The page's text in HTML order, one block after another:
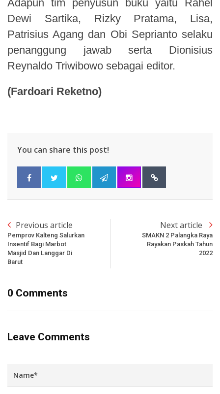
Adapun tim penyusun buku yaitu Rahel
Dewi Sartika, Rizky Pratama, Lisa,
Patrisius Agang dan Obi Seprianto selaku
penanggung jawab serta Dionisius
Reynaldo Triwibowo sebagai editor.
(Fardoari Reketno)
You can share this post!
Previous article
Pemprov Kalteng Salurkan
Insentif Bagi Marbot
Masjid Dan Langgar Di
Barut
Next article
SMAKN 2 Palangka Raya
Rayakan Paskah Tahun
2022
0 Comments
Leave Comments